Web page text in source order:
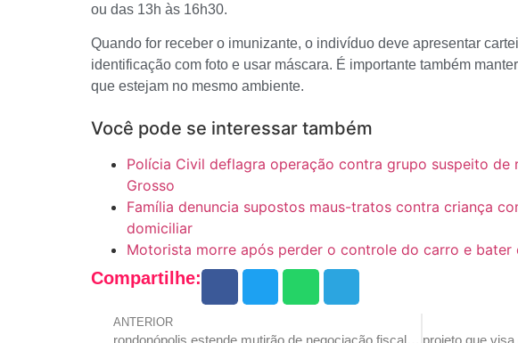
ou das 13h às 16h30.
Quando for receber o imunizante, o indivíduo deve apresentar
identificação com foto e usar máscara. É importante também
que estejam no mesmo ambiente.
Você pode se interessar também
Polícia Civil deflagra operação contra grupo suspeito de
Grosso
Família denuncia supostos maus-tratos contra criança
domiciliar
Motorista morre após perder o controle do carro e bater
Compartilhe:
ANTERIOR
rondonópolis estende mutirão de negociação fiscal até sexta-feira (16) da próxima semana